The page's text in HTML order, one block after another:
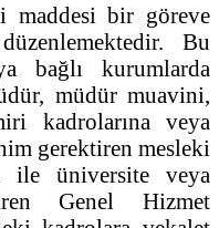
bir göreve
Bu
bağlı kurumlarda
müdür muavini,
kadrolarına veya
gerektiren mesleki
ile üniversite veya
Genel Hizmet